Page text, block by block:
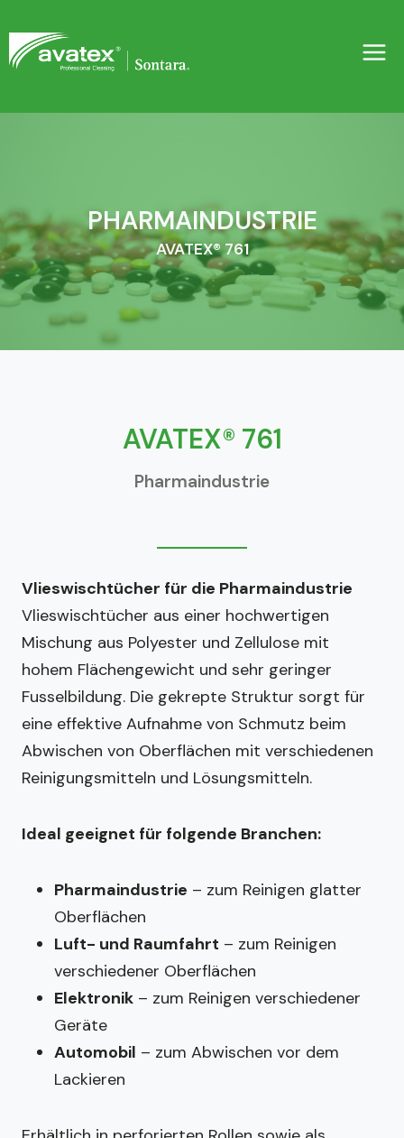
Inhalt
springen
PHARMAINDUSTRIE
AVATEX® 761
AVATEX® 761
Pharmaindustrie
Vlieswischtücher für die Pharmaindustrie
Vlieswischtücher aus einer hochwertigen
Mischung aus Polyester und Zellulose mit
hohem Flächengewicht und sehr geringer
Fusselbildung. Die gekrepte Struktur sorgt für
eine effektive Aufnahme von Schmutz beim
Abwischen von Oberflächen mit verschiedenen
Reinigungsmitteln und Lösungsmitteln.
Ideal geeignet für folgende Branchen:
Pharmaindustrie – zum Reinigen glatter
Oberflächen
Luft- und Raumfahrt – zum Reinigen
verschiedener Oberflächen
Elektronik – zum Reinigen verschiedener
Geräte
Automobil – zum Abwischen vor dem
Lackieren